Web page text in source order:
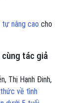
nâng cao cho
tác giả
Thị Hạnh Đinh,
thức về tình